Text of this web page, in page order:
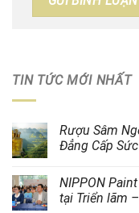
TIN TỨC MỚI NHẤT
Rượu Sâm
Đẳng Cấp
NIPPON
tại Triển lãm